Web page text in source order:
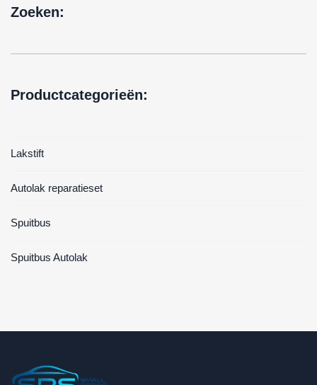
Zoeken:
Productcategorieën:
Lakstift
Autolak reparatieset
Spuitbus
Spuitbus Autolak